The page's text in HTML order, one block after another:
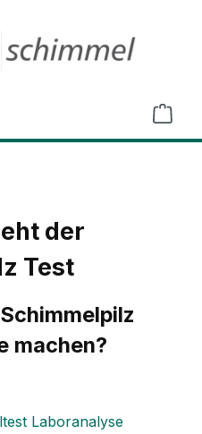
der
Test
machen?
Laboranalyse